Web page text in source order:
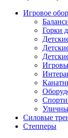
Игровое
Горки
Силовые
Степперы